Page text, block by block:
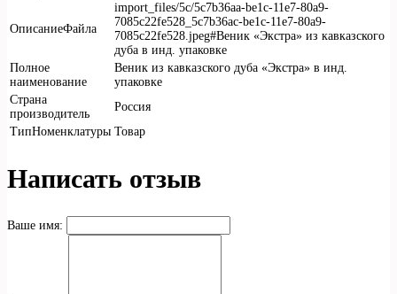
ОписаниеФайла
import_files/5c/5c7b36aa-be1c-11e7-80a9-
7085c22fe528_5c7b36ac-be1c-11e7-80a9-
7085c22fe528.jpeg#Веник «Экстра» из кавказского
дуба в инд. упаковке
Полное
наименование
Веник из кавказского дуба «Экстра» в инд.
упаковке
Страна
производитель
Россия
ТипНоменклатуры Товар
Написать отзыв
Ваше имя: